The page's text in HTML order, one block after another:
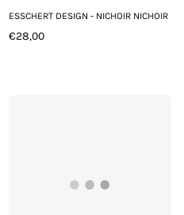
ESSCHERT DESIGN - NICHOIR NICHOIR
Prix
€28,00